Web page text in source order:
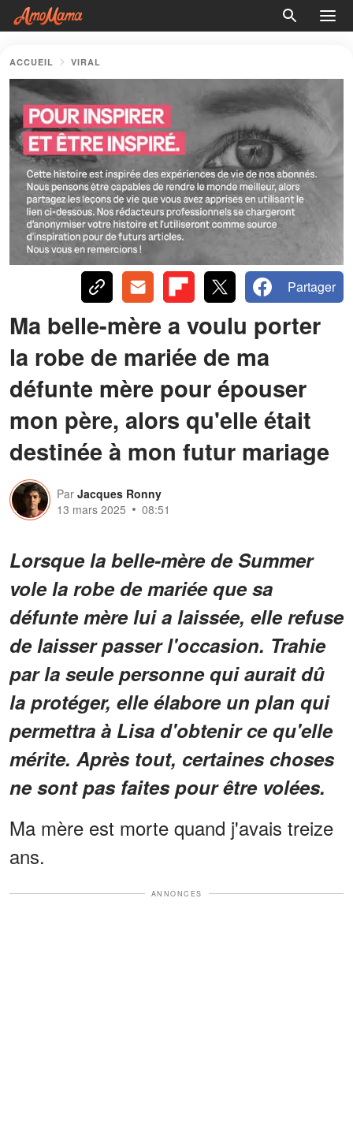
ACCUEIL VIRAL
Partager
Ma belle-mère a voulu porter
la robe de mariée de ma
défunte mère pour épouser
mon père, alors qu'elle était
destinée à mon futur mariage
Par Jacques Ronny
13 mars 2025
08:51
Lorsque la belle-mère de Summer
vole la robe de mariée que sa
défunte mère lui a laissée, elle refuse
de laisser passer l'occasion. Trahie
par la seule personne qui aurait dû
la protéger, elle élabore un plan qui
permettra à Lisa d'obtenir ce qu'elle
mérite. Après tout, certaines choses
ne sont pas faites pour être volées.
Ma mère est morte quand j'avais treize
ans.
ANNONCES